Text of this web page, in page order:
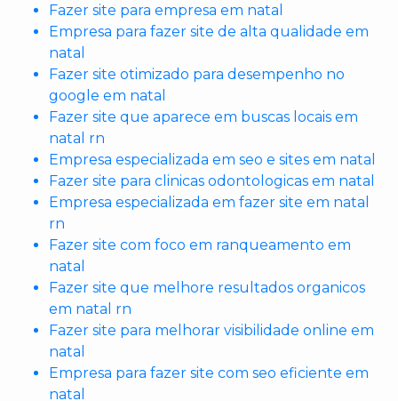
Fazer site para empresa em natal
Empresa para fazer site de alta qualidade em
natal
Fazer site otimizado para desempenho no
google em natal
Fazer site que aparece em buscas locais em
natal rn
Empresa especializada em seo e sites em natal
Fazer site para clinicas odontologicas em natal
Empresa especializada em fazer site em natal
rn
Fazer site com foco em ranqueamento em
natal
Fazer site que melhore resultados organicos
em natal rn
Fazer site para melhorar visibilidade online em
natal
Empresa para fazer site com seo eficiente em
natal